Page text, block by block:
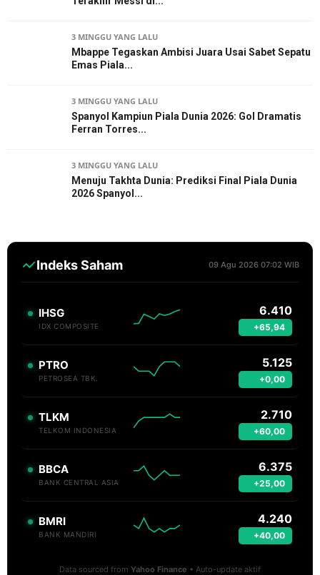
3 MINGGU YANG LALU
Mbappe Tegaskan Ambisi Juara Usai Sabet Sepatu
Emas Piala...
3 MINGGU YANG LALU
Spanyol Kampiun Piala Dunia 2026: Gol Dramatis
Ferran Torres...
3 MINGGU YANG LALU
Menuju Takhta Dunia: Prediksi Final Piala Dunia
2026 Spanyol...
Indeks Saham 09 Agu 2026 07:02 WIB
IHSG
IDX COMPOSITE
6.410
+65,94
PTRO
PETROSEA TBK.
5.125
+0,00
TLKM
TELKOM INDONESIA
2.710
+60,00
BBCA
BANK CENTRAL ASIA
6.375
+25,00
BMRI
BANK MANDIRI
4.240
+40,00
Data sourced from Yahoo Finance • Auto-update aktif